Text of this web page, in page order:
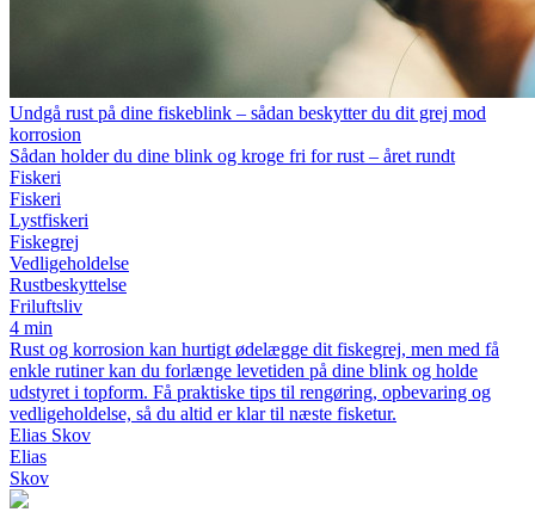
Undgå rust på dine fiskeblink – sådan beskytter du dit grej mod
korrosion
Sådan holder du dine blink og kroge fri for rust – året rundt
Fiskeri
Fiskeri
Lystfiskeri
Fiskegrej
Vedligeholdelse
Rustbeskyttelse
Friluftsliv
4 min
Rust og korrosion kan hurtigt ødelægge dit fiskegrej, men med få
enkle rutiner kan du forlænge levetiden på dine blink og holde
udstyret i topform. Få praktiske tips til rengøring, opbevaring og
vedligeholdelse, så du altid er klar til næste fisketur.
Elias Skov
Elias
Skov